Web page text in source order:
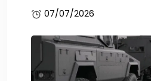
07/07/2026